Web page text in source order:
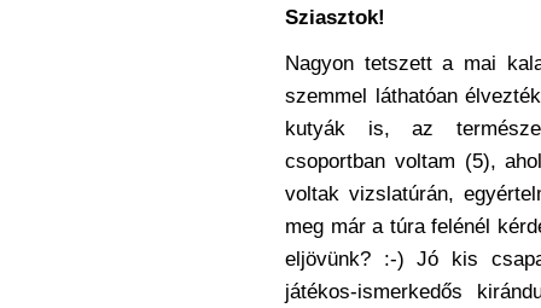
Sziasztok!
Nagyon tetszett a mai
szemmel láthatóan
kutyák is, az
csoportban voltam (5),
voltak vizslatúrán,
meg már a túra felénél
eljövünk? :-) Jó kis
játékos-ismerkedős